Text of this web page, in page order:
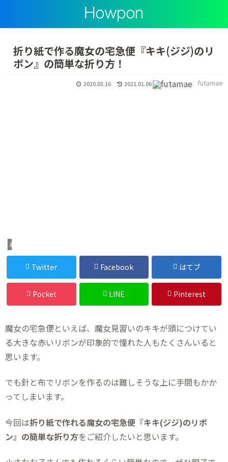
折り紙で作る魔女の宅急便『キキ(ジジ)のリ
ボン』の簡単な折り方！
futamae
2021.01.06
2020.03.16
遊び
Twitter Facebook はてブ
Pocket LINE Pinterest
魔女の宅急便といえば、魔女見習いのキキが頭につけてい
る大きな赤いリボンが印象的で憧れた人もたくさんいると
思います。
でも針と布でリボンを作るのは難しそうな上に手間もかか
ってしまいます。
今回は折り紙で作れる魔女の宅急便『キキ(ジジ)のリボ
ン』の簡単な折り方をご紹介したいと思います。